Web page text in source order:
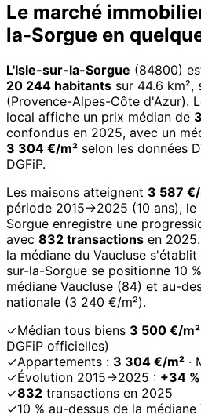
Le marché
la-Sorgue en
L'Isle-sur-la-Sorgue (84800)
20 244 habitants sur 44.6 km²,
(Provence-Alpes-Côte d'Azur).
local affiche un prix médian de
confondus en 2025, avec un
3 304 €/m² selon les données
DGFiP.
Les maisons atteignent 3 587
période 2015→2025 (10 ans), le
Sorgue enregistre une
avec 832 transactions en
la médiane du Vaucluse s'établit
sur-la-Sorgue se positionne 10
médiane Vaucluse (84) et au-
nationale (3 240 €/m²).
✓Médian tous biens 3 500 €/m²
DGFiP officielles)
✓Appartements : 3 304 €/m² ·
✓Évolution 2015→2025 : +34 %
✓832 transactions en 2025
✓10 % au-dessus de la